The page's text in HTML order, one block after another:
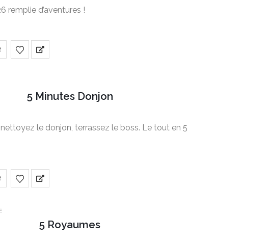
remplie d’aventures !
5 Minutes Donjon
le donjon, terrassez le boss. Le tout en 5
5 Royaumes